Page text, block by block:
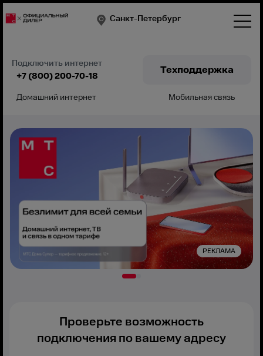
Санкт-Петербург
Подключить интернет
+7 (800) 200-70-18
Техподдержка
Домашний интернет Мобильная связь
РЕКЛАМА
Проверьте возможность
подключения по вашему адресу